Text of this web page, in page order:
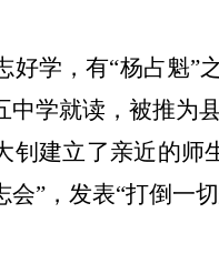
好学，有“杨占魁”
中学就读，被推为
钊建立了亲近的师
”，发表“打倒一